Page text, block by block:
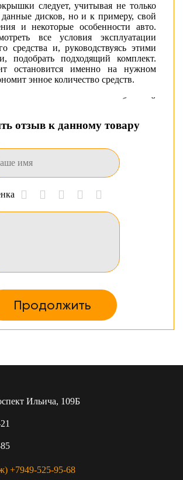
отзыв к данному товару
Продолжить
следует, учитывая не только
данные дисков, но и к примеру, свой
и некоторые особенности авто.
все условия эксплуатации
средства и, руководствуясь этими
подобрать подходящий комплект.
остановится именно на нужном
энное количество средств.
данными выбранной
найдет резину, подходящую к его
бренд представлен линейкой
шин. Широчайший ассортимент
шины, которые без труда можно
в наличии в Донецке.
Ильича, 109Б
+7949-525-95-68